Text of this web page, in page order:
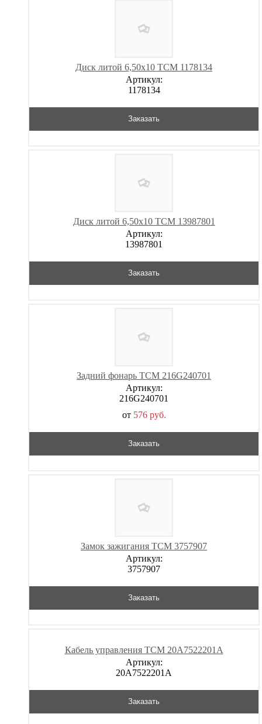
Диск литой 6,50х10 TCM 1178134
Артикул:
1178134
Заказать
Диск литой 6,50х10 TCM 13987801
Артикул:
13987801
Заказать
Задний фонарь TCM 216G240701
Артикул:
216G240701
от 576 руб.
Заказать
Замок зажигания TCM 3757907
Артикул:
3757907
Заказать
Кабель управления TCM 20A7522201A
Артикул:
20A7522201A
Заказать